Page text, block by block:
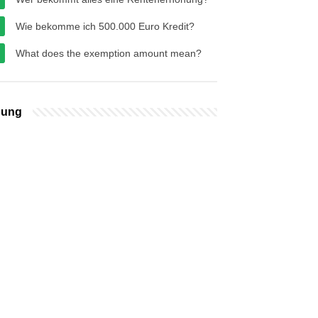
Wie bekomme ich 500.000 Euro Kredit?
What does the exemption amount mean?